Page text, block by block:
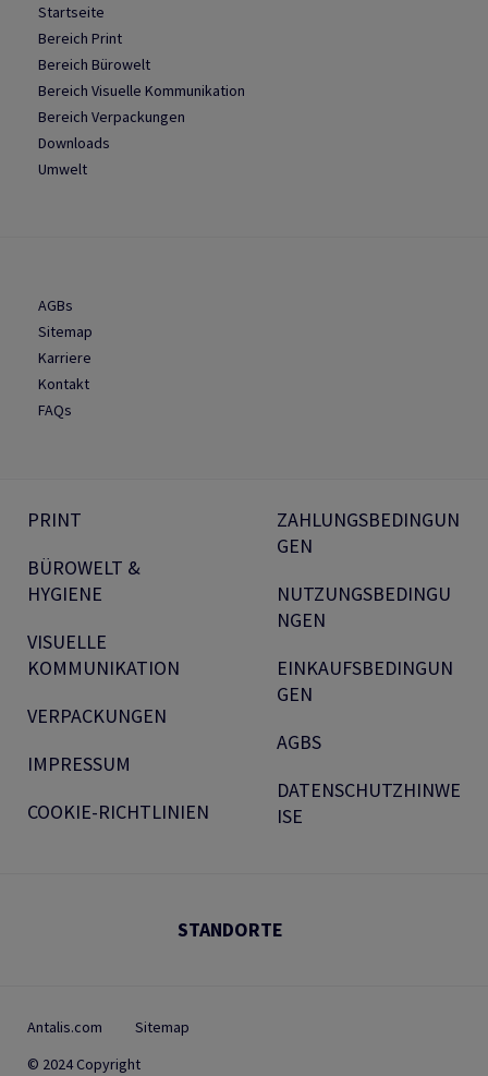
Startseite
Bereich Print
Bereich Bürowelt
Bereich Visuelle Kommunikation
Bereich Verpackungen
Downloads
Umwelt
AGBs
Sitemap
Karriere
Kontakt
FAQs
PRINT
BÜROWELT &
HYGIENE
VISUELLE
KOMMUNIKATION
VERPACKUNGEN
IMPRESSUM
COOKIE-RICHTLINIEN
ZAHLUNGSBEDINGUN
GEN
NUTZUNGSBEDINGU
NGEN
EINKAUFSBEDINGUN
GEN
AGBS
DATENSCHUTZHINWE
ISE
STANDORTE
Antalis.com
Sitemap
© 2024 Copyright